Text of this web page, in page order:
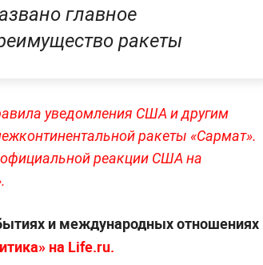
главное
ракеты
уведомления США и другим
ракеты «Сармат».
официальной реакции США на
и международных отношениях
на Life.ru.